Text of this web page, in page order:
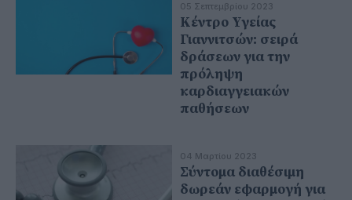
05 Σεπτεμβρίου 2023
Κέντρο Υγείας
Γιαννιτσών: σειρά
δράσεων για την
πρόληψη
καρδιαγγειακών
παθήσεων
04 Μαρτίου 2023
Σύντομα διαθέσιμη
δωρεάν εφαρμογή για